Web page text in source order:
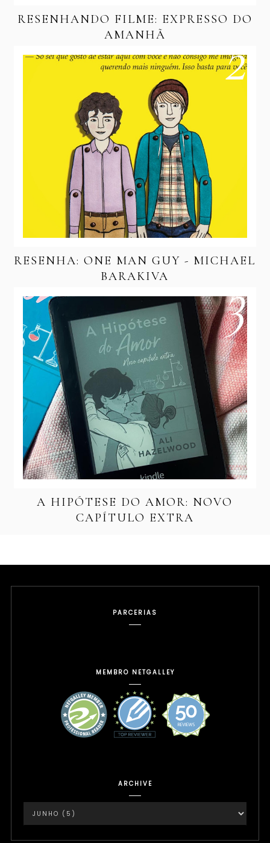
RESENHANDO FILME: EXPRESSO DO
AMANHÃ
RESENHA: ONE MAN GUY - MICHAEL
BARAKIVA
A HIPÓTESE DO AMOR: NOVO
CAPÍTULO EXTRA
PARCERIAS
MEMBRO NETGALLEY
ARCHIVE